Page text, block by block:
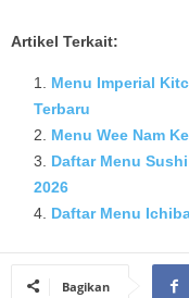
Artikel Terkait:
Menu Imperial
Terbaru
Menu Wee Nam
Daftar Menu
2026
Daftar Menu
Bagikan